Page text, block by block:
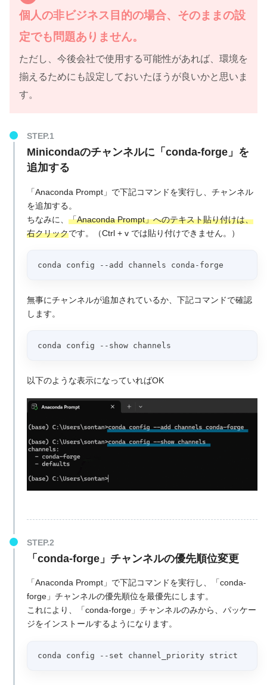
個人の非ビジネス目的の場合、そのままの設
定でも問題ありません。
ただし、今後会社で使用する可能性があれば、環境を
揃えるためにも設定しておいたほうが良いかと思いま
す。
Minicondaのチャンネルに「conda-forge」を
追加する
「Anaconda Prompt」で下記コマンドを実行し、チャンネル
を追加する。
ちなみに、 「Anaconda Prompt」へのテキスト貼り付けは、
右クリックです。（Ctrl + v では貼り付けできません。）
conda config --add channels conda-forge
無事にチャンネルが追加されているか、下記コマンドで確認
します。
conda config --show channels
以下のような表示になっていればOK
「conda-forge」チャンネルの優先順位変更
「Anaconda Prompt」で下記コマンドを実行し、「conda-
forge」チャンネルの優先順位を最優先にします。
これにより、「conda-forge」チャンネルのみから、パッケー
ジをインストールするようになります。
conda config --set channel_priority strict